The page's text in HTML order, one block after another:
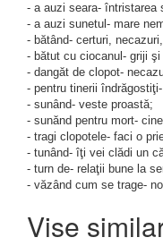
- a auzi seara- întristarea
- a auzi sunetul- mare
- bătând- certuri,
- bătut cu ciocanul- griji şi
- dangăt de clopot-
- pentru tinerii
- sunând- veste proastă;
- sunănd pentru mort-
- tragi clopotele- faci o
- tunând- îţi vei clădi un
- turn de- relaţii bune la
- văzând cum se trage-
Vise